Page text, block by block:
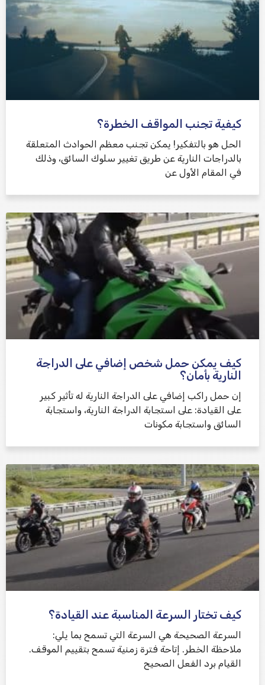
كيفية تجنب المواقف الخطرة؟
الحل هو بالتفكير! يمكن تجنب معظم الحوادث المتعلقة
بالدراجات النارية عن طريق تغيير سلوك السائق، وذلك
في المقام الأول عن
كيف يمكن حمل شخص إضافي على الدراجة
النارية بأمان؟
إن حمل راكب إضافي على الدراجة النارية له تأثير كبير
على القيادة: على استجابة الدراجة النارية، واستجابة
السائق واستجابة مكونات
كيف تختار السرعة المناسبة عند القيادة؟
السرعة الصحيحة هي السرعة التي تسمح بما يلي:
ملاحظة الخطر. إتاحة فترة زمنية تسمح بتقييم الموقف.
القيام برد الفعل الصحيح